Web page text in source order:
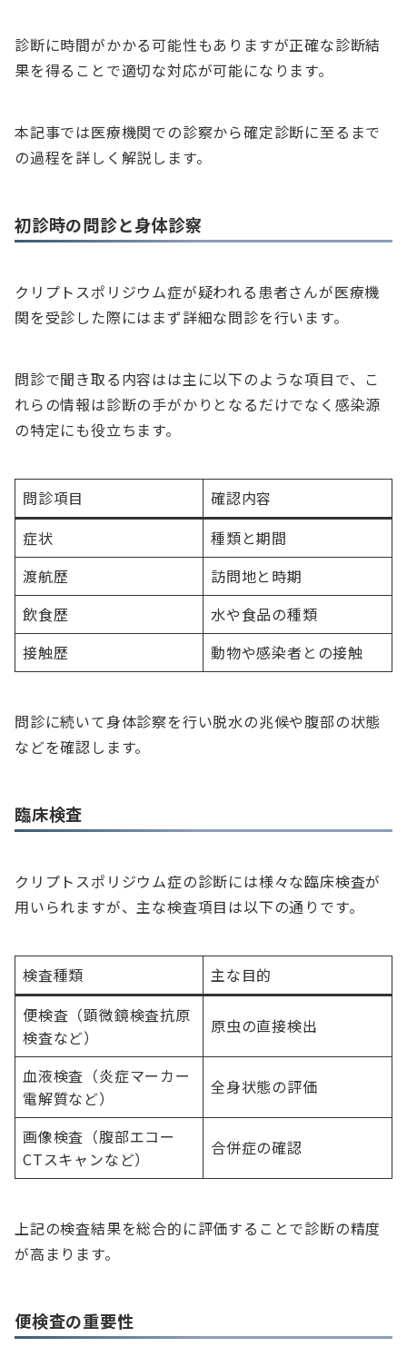
診断に時間がかかる可能性もありますが正確な診断結
果を得ることで適切な対応が可能になります。
本記事では医療機関での診察から確定診断に至るまで
の過程を詳しく解説します。
初診時の問診と身体診察
クリプトスポリジウム症が疑われる患者さんが医療機
関を受診した際にはまず詳細な問診を行います。
問診で聞き取る内容はは主に以下のような項目で、こ
れらの情報は診断の手がかりとなるだけでなく感染源
の特定にも役立ちます。
問診項目
確認内容
症状
種類と期間
渡航歴
訪問地と時期
飲食歴
水や食品の種類
接触歴
動物や感染者との接触
問診に続いて身体診察を行い脱水の兆候や腹部の状態
などを確認します。
臨床検査
クリプトスポリジウム症の診断には様々な臨床検査が
用いられますが、主な検査項目は以下の通りです。
検査種類
主な目的
便検査（顕微鏡検査抗原
検査など）
原虫の直接検出
血液検査（炎症マーカー
電解質など）
全身状態の評価
画像検査（腹部エコー
CTスキャンなど）
合併症の確認
上記の検査結果を総合的に評価することで診断の精度
が高まります。
便検査の重要性